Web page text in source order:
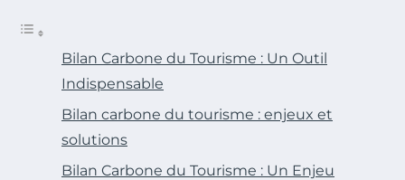
Bilan Carbone du Tourisme : Un Outil
Indispensable
Bilan carbone du tourisme : enjeux et
solutions
Bilan Carbone du Tourisme : Un Enjeu